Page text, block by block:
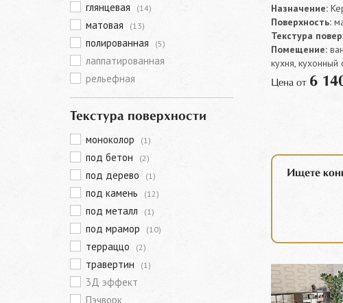
глянцевая (14)
матовая (13)
полированная (5)
лаппатированная
рельефная
Текстура поверхности
моноколор (1)
под бетон (2)
под дерево (1)
под камень (12)
под металл (1)
под мрамор (10)
терраццо (2)
травертин (1)
3Д эффект
Пэчворк
Назначение:
Поверхность:
Текстура
Помещение:
кухня, кухонный
Цена от 6
Ищете